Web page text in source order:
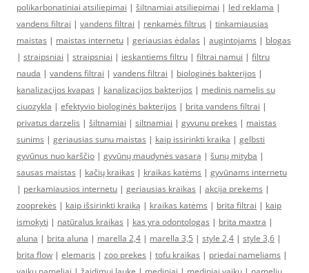
polikarbonatiniai atsiliepimai | šiltnamiai atsiliepimai | led reklama |
vandens filtrai | vandens filtrai | renkamės filtrus | tinkamiausias
maistas | maistas internetu | geriausias ėdalas | augintojams | blogas
| straipsniai | straipsniai | ieskantiems filtru | filtrai namui | filtru
nauda | vandens filtrai | vandens filtrai | biologinės bakterijos |
kanalizacijos kvapas | kanalizacijos bakterijos | medinis namelis su
ciuozykla | efektyvio biologinės bakterijos | brita vandens filtrai |
privatus darzelis | šiltnamiai | siltnamiai | gyvunu prekes | maistas
sunims | geriausias sunu maistas | kaip issirinkti kraika | gelbsti
gyvūnus nuo karščio | gyvūnų maudynės vasarą | šunų mityba |
sausas maistas | kačių kraikas | kraikas katėms | gyvūnams internetu
| perkamiausios internetu | geriausias kraikas | akcija prekems |
zooprekės | kaip išsirinkti kraiką | kraikas katėms | brita filtrai | kaip
ismokyti | natūralus kraikas | kas yra odontologas | brita maxtra |
aluna | brita aluna | marella 2,4 | marella 3,5 | style 2,4 | style 3,6 |
brita flow | elemaris | zoo prekes | tofu kraikas | priedai nameliams |